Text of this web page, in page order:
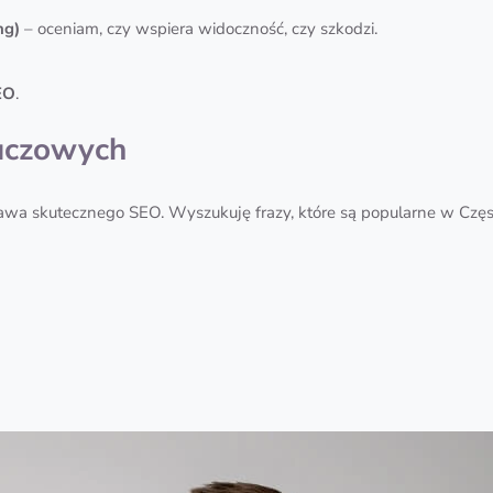
– oceniam, czy wspiera widoczność, czy szkodzi.
.
skutecznego SEO. Wyszukuję frazy, które są popularne w